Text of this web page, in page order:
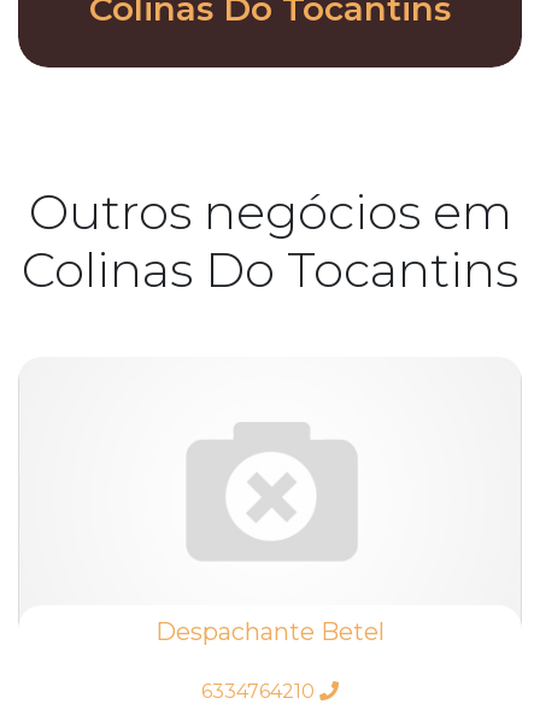
Colinas Do Tocantins
Outros negócios em
Colinas Do Tocantins
Despachante Betel
6334764210